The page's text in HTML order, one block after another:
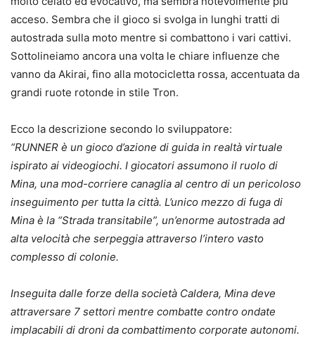
acceso. Sembra che il gioco si svolga in lunghi tratti di
autostrada sulla moto mentre si combattono i vari cattivi.
Sottolineiamo ancora una volta le chiare influenze che
vanno da Akirai, fino alla motocicletta rossa, accentuata da
grandi ruote rotonde in stile Tron.
Ecco la descrizione secondo lo sviluppatore:
“RUNNER è un gioco d’azione di guida in realtà virtuale
ispirato ai videogiochi. I giocatori assumono il ruolo di
Mina, una mod-corriere canaglia al centro di un pericoloso
inseguimento per tutta la città. L’unico mezzo di fuga di
Mina è la “Strada transitabile”, un’enorme autostrada ad
alta velocità che serpeggia attraverso l’intero vasto
complesso di colonie.
Inseguita dalle forze della società Caldera, Mina deve
attraversare 7 settori mentre combatte contro ondate
implacabili di droni da combattimento corporate autonomi.